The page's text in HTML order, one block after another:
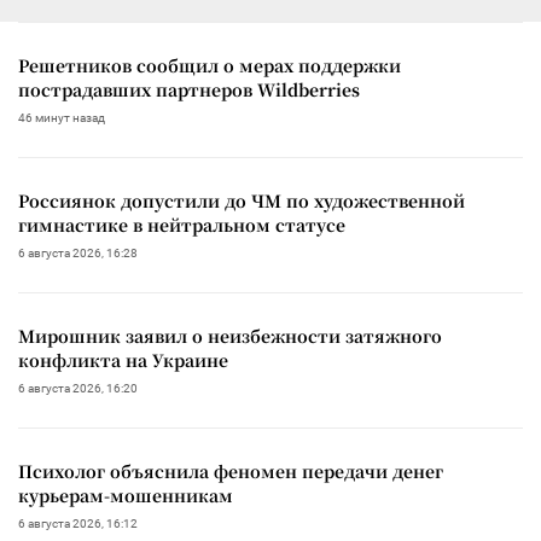
Решетников сообщил о мерах поддержки
пострадавших партнеров Wildberries
46 минут назад
Россиянок допустили до ЧМ по художественной
гимнастике в нейтральном статусе
6 августа 2026, 16:28
Мирошник заявил о неизбежности затяжного
конфликта на Украине
6 августа 2026, 16:20
Психолог объяснила феномен передачи денег
курьерам-мошенникам
6 августа 2026, 16:12